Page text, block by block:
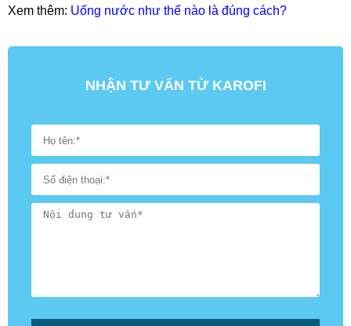
Xem thêm: Uống nước như thế nào là đúng cách?
NHẬN TƯ VẤN TỪ KAROFI